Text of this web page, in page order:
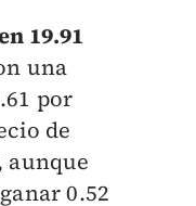
19.91
una
por
de
aunque
0.52